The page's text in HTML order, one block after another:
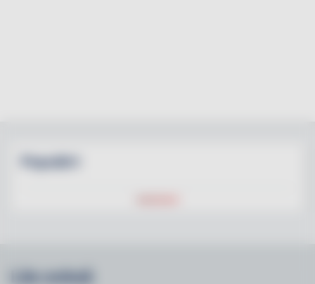
Populärt
Läs också